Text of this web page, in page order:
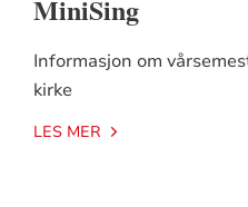
MiniSing
Informasjon om
kirke
LES MER